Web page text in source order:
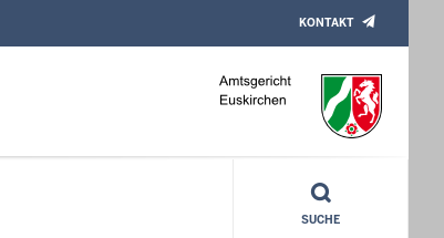
KONTAKT
SUCHE